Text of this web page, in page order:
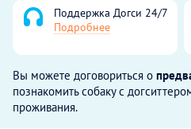
Поддержка Догси 24/7
Подробнее
Вы можете договориться о
познакомить собаку с
проживания.